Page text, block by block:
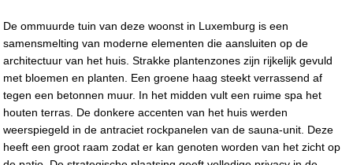
De ommuurde tuin van deze woonst in Luxemburg is een
samensmelting van moderne elementen die aansluiten op de
architectuur van het huis. Strakke plantenzones zijn rijkelijk gevuld
met bloemen en planten. Een groene haag steekt verrassend af
tegen een betonnen muur. In het midden vult een ruime spa het
houten terras. De donkere accenten van het huis werden
weerspiegeld in de antraciet rockpanelen van de sauna-unit. Deze
heeft een groot raam zodat er kan genoten worden van het zicht op